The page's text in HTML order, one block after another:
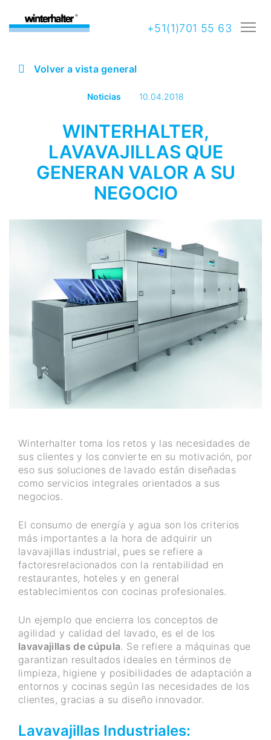
+51(1)701 55 63
Volver a vista general
Noticias 10.04.2018
WINTERHALTER,
LAVAVAJILLAS QUE
GENERAN VALOR A SU
NEGOCIO
Winterhalter toma los retos y las necesidades de
sus clientes y los convierte en su motivación, por
eso sus soluciones de lavado están diseñadas
como servicios integrales orientados a sus
negocios.
El consumo de energía y agua son los criterios
más importantes a la hora de adquirir un
lavavajillas industrial, pues se refiere a
factoresrelacionados con la rentabilidad en
restaurantes, hoteles y en general
establecimientos con cocinas profesionales.
Un ejemplo que encierra los conceptos de
agilidad y calidad del lavado, es el de los
lavavajillas de cúpula. Se refiere a máquinas que
garantizan resultados ideales en términos de
limpieza, higiene y posibilidades de adaptación a
entornos y cocinas según las necesidades de los
clientes, gracias a su diseño innovador.
Lavavajillas Industriales: